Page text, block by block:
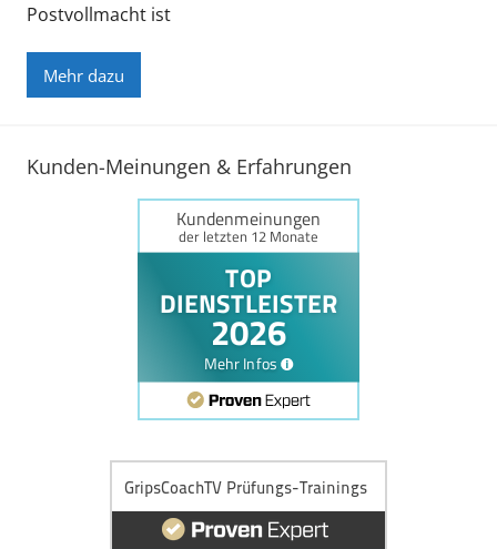
Postvollmacht ist
Mehr dazu
Kunden-Meinungen & Erfahrungen